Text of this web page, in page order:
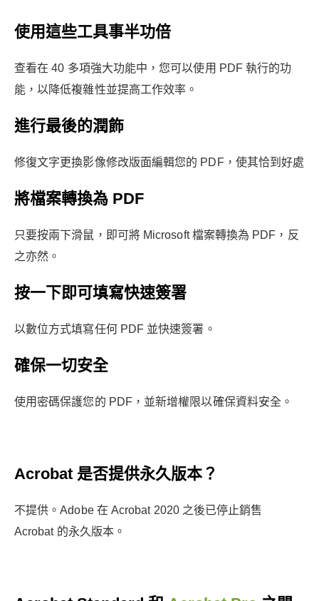
使用這些工具事半功倍
查看在 40 多項強大功能中，您可以使用 PDF 執行的功
能，以降低複雜性並提高工作效率。
進行最後的潤飾
修復文字更換影像修改版面編輯您的 PDF，使其恰到好處
將檔案轉換為 PDF
只要按兩下滑鼠，即可將 Microsoft 檔案轉換為 PDF，反
之亦然。
按一下即可填寫快速簽署
以數位方式填寫任何 PDF 並快速簽署。
確保一切安全
使用密碼保護您的 PDF，並新增權限以確保資料安全。
Acrobat 是否提供永久版本？
不提供。Adobe 在 Acrobat 2020 之後已停止銷售
Acrobat 的永久版本。